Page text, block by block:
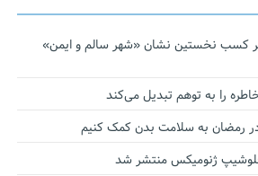
کسب نخستین نشان «شهر سالم و ایمن»
را به توهم تبدیل می‌کند
رمضان به سلامت بدن کمک کنیم
فلوشیپ ژنومیکس منتشر شد